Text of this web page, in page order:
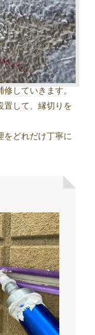
していきます。
置して、縁切りを
をどれだけ丁寧に